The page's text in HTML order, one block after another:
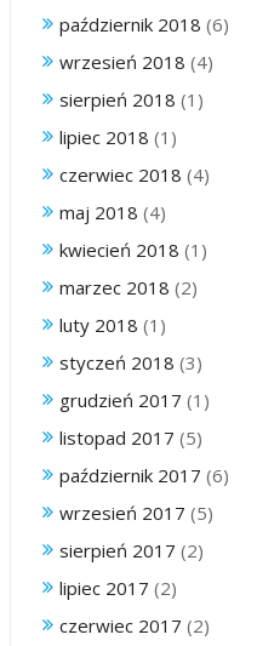
październik 2018 (6)
wrzesień 2018 (4)
sierpień 2018 (1)
lipiec 2018 (1)
czerwiec 2018 (4)
maj 2018 (4)
kwiecień 2018 (1)
marzec 2018 (2)
luty 2018 (1)
styczeń 2018 (3)
grudzień 2017 (1)
listopad 2017 (5)
październik 2017 (6)
wrzesień 2017 (5)
sierpień 2017 (2)
lipiec 2017 (2)
czerwiec 2017 (2)